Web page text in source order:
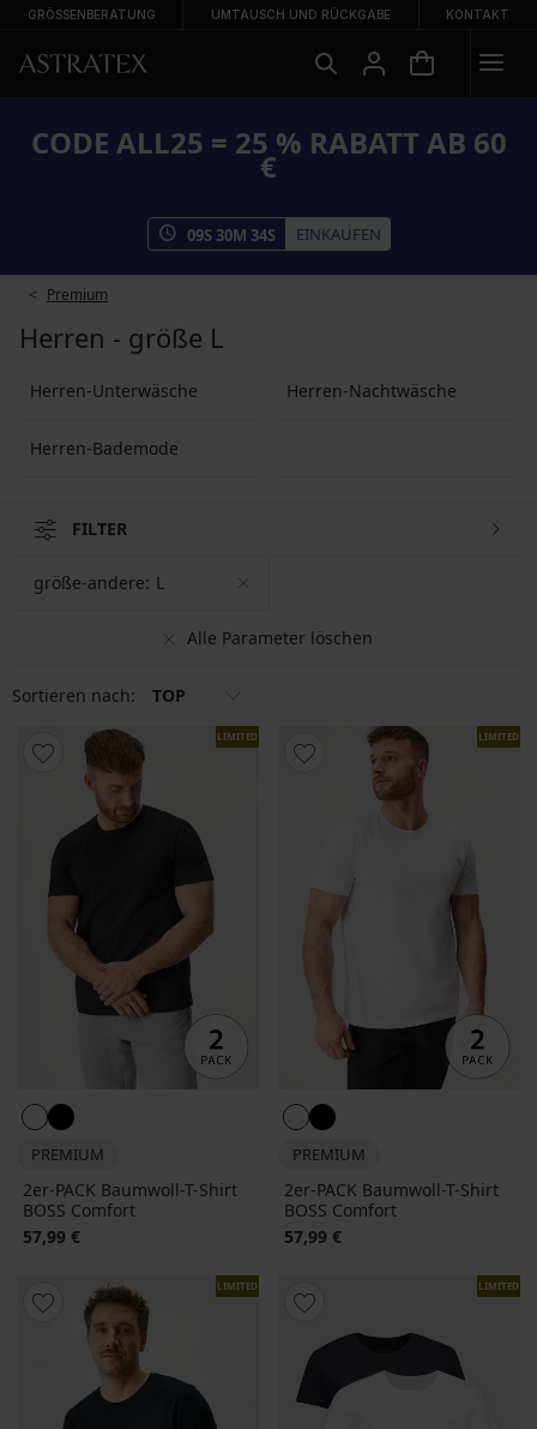
GRÖSSENBERATUNG UMTAUSCH UND RÜCKGABE KONTAKT
CODE ALL25 = 25 % RABATT AB 60
€
09S30M 34S EINKAUFEN
Premium
Herren - größe L
Herren-Unterwäsche Herren-Nachtwäsche
Herren-Bademode
FILTER
Alle Parameter löschen
größe-andere: L
Sortieren nach: TOP
LIMITED
PREMIUM
2er-PACK Baumwoll-T-Shirt
BOSS Comfort
57,99 €
LIMITED
PREMIUM
2er-PACK Baumwoll-T-Shirt
BOSS Comfort
57,99 €
LIMITED LIMITED